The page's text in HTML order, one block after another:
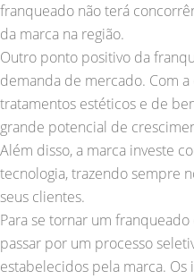
franqueado não terá
da marca na região.
Outro ponto positivo da
demanda de mercado. Com
tratamentos estéticos e de
grande potencial de
Além disso, a marca investe
tecnologia, trazendo sempre
seus clientes.
Para se tornar um
passar por um processo
estabelecidos pela marca.